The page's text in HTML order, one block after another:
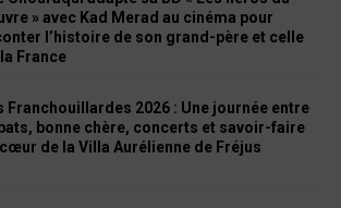
» avec Kad Merad au cinéma pour
l’histoire de son grand-père et celle
France
Franchouillardes 2026 : Une journée entre
bonne chère, concerts et savoir-faire
de la Villa Aurélienne de Fréjus